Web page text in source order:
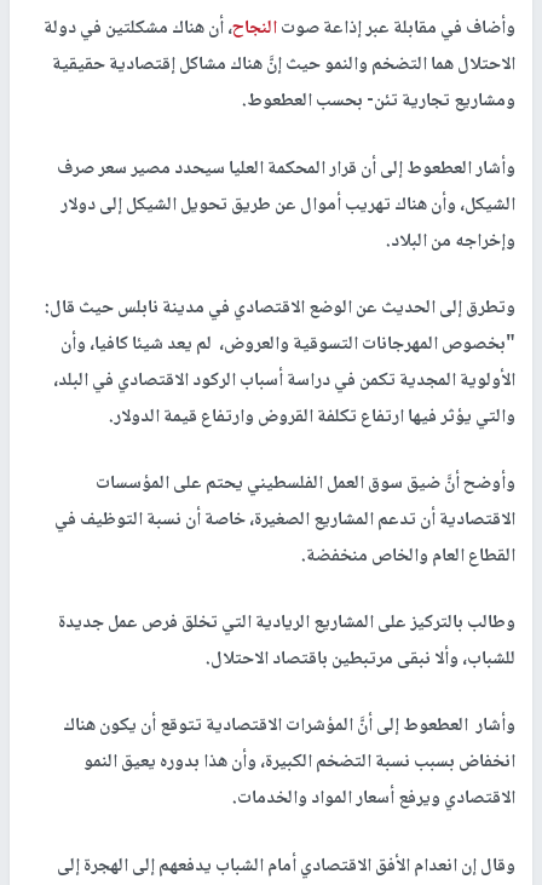
وأضاف في مقابلة عبر إذاعة صوتالنجاح، أن هناك مشكلتين في دولة
الاحتلال هما التضخم والنمو حيث إنَّ هناك مشاكل إقتصادية حقيقية
ومشاريع تجارية تئن- بحسب العطعوط.
وأشار العطعوط إلى أن قرار المحكمة العليا سيحدد مصير سعر صرف
الشيكل، وأن هناك تهريب أموال عن طريق تحويل الشيكل إلى دولار
وإخراجه من البلاد.
وتطرق إلى الحديث عن الوضع الاقتصادي في مدينة نابلس حيث قال:
"بخصوص المهرجانات التسوقية والعروض، لم يعد شيئا كافيا، وأن
الأولوية المجدية تكمن في دراسة أسباب الركود الاقتصادي في البلد،
والتي يؤثر فيها ارتفاع تكلفة القروض وارتفاع قيمة الدولار.
وأوضح أنَّ ضيق سوق العمل الفلسطيني يحتم على المؤسسات
الاقتصادية أن تدعم المشاريع الصغيرة، خاصة أن نسبة التوظيف في
القطاع العام والخاص منخفضة.
وطالب بالتركيز على المشاريع الريادية التي تخلق فرص عمل جديدة
للشباب، وألا نبقى مرتبطين باقتصاد الاحتلال.
وأشار العطعوط إلى أنَّ المؤشرات الاقتصادية تتوقع أن يكون هناك
انخفاض بسبب نسبة التضخم الكبيرة، وأن هذا بدوره يعيق النمو
الاقتصادي ويرفع أسعار المواد والخدمات.
وقال إن انعدام الأفق الاقتصادي أمام الشباب يدفعهم إلى الهجرة إلى